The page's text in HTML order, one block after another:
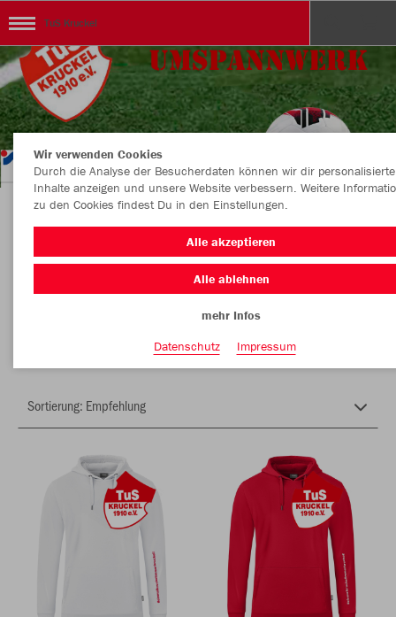
TuS Kruckel
Herzlich Willkommen im TuS Kruckel Vereins-
Shop
Farbe
Wir verwenden Cookies
Durch die Analyse der Besucherdaten können wir dir personalisierte
Inhalte anzeigen und unsere Website verbessern. Weitere
zu den Cookies findest Du in den Einstellungen.
Alle akzeptieren
Alle ablehnen
mehr Infos
Datenschutz
Impressum